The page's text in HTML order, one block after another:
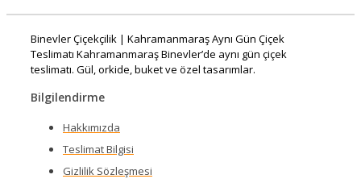
Binevler Çiçekçilik | Kahramanmaraş Aynı Gün Çiçek
Teslimatı Kahramanmaraş Binevler’de aynı gün çiçek
teslimatı. Gül, orkide, buket ve özel tasarımlar.
Bilgilendirme
Hakkımızda
Teslimat Bilgisi
Gizlilik Sözleşmesi